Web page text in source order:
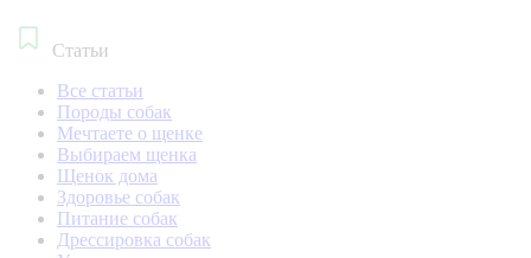
Статьи
Все статьи
Породы собак
Мечтаете о щенке
Выбираем щенка
Щенок дома
Здоровье собак
Питание собак
Дрессировка собак